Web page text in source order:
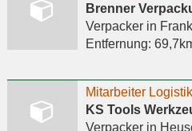
Brenner
Verpackerin
Entfernung:
Mitarbeiter
KS Tools
Verpackerin